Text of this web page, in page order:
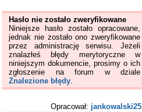
Hasło nie zostało zweryfikowane
Niniejsze hasło zostało opracowane,
jednak nie zostało ono zweryfikowane
przez administrację serwisu. Jeżeli
znalazłeś błędy merytoryczne w
niniejszym dokumencie, prosimy o ich
zgłoszenie na forum w dziale
Znalezione błędy.
Opracował: jankowalski25